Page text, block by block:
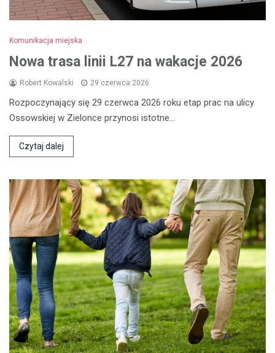
Komunikacja miejska
Nowa trasa linii L27 na wakacje 2026
Robert Kowalski 29 czerwca 2026
Rozpoczynający się 29 czerwca 2026 roku etap prac na ulicy
Ossowskiej w Zielonce przynosi istotne…
Czytaj dalej